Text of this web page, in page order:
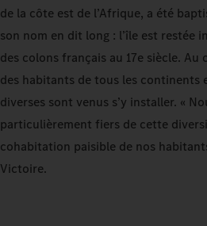
de la côte est de l’Afrique, a été
son nom en dit long : l’île est restée
des colons français au 17e siècle. Au
des habitants de tous les continents
diverses sont venus s’y installer. «
particulièrement fiers de cette
cohabitation paisible de nos
Victoire.